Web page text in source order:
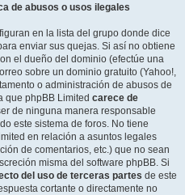
de abusos o usos ilegales
en la lista del grupo donde dice
enviar sus quejas. Si así no obtiene
el dueño del dominio (efectúe una
sobre un dominio gratuito (Yahoo!,
o administración de abusos de
que phpBB Limited carece de
de ninguna manera responsable
este sistema de foros. No tiene
en relación a asuntos legales
de comentarios, etc.) que no sean
misma del software phpBB. Si
del uso de terceras partes de este
cortante o directamente no